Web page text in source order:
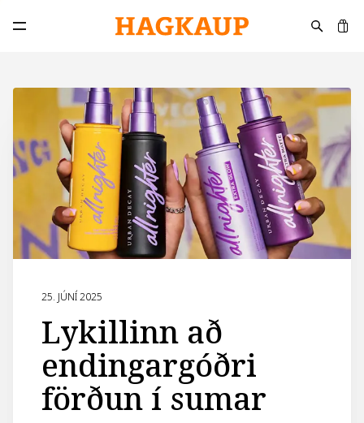
Opna aðalvalmynd
25. JÚNÍ 2025
Lykillinn að
endingargóðri
förðun í sumar